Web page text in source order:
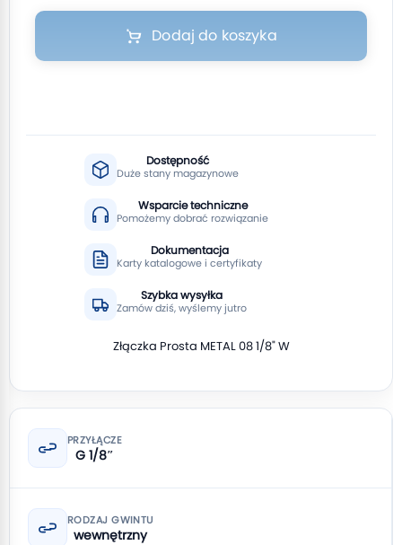
Dodaj do koszyka
Dostępność
Duże stany magazynowe
Wsparcie techniczne
Pomożemy dobrać rozwiązanie
Dokumentacja
Karty katalogowe i certyfikaty
Szybka wysyłka
Zamów dziś, wyślemy jutro
Złączka Prosta METAL 08 1/8" W
PRZYŁĄCZE
G 1/8″
RODZAJ GWINTU
wewnętrzny